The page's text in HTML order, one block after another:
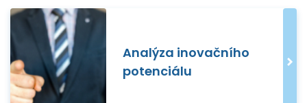
Analýza inovačního
potenciálu